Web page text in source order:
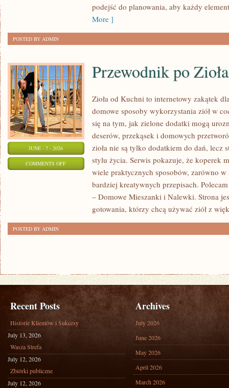
podejść do planowania, aby każdy
More ]
POSTED BY ADMIN
JUNE - 7 - 2026
COMMENTS OFFON
PRZEWODNIK
Przewodnik po
Zioła od Kuchni to internetowy zakątek
domowe sposoby wykorzystania ziół w
się na tym, jak zielone dodatki mogą
deserów, przekąsek i domowych
zioła nie są tylko dodatkiem do dań, lecz
stylu życia. Serwis pokazuje, że koperek
wiele praktycznych sposobów, zarówno
bardziej kreatywnych przepisach.
– Domowe Mieszanki i Nalewki. Strona
gotowania, którzy chcą używać ziół z
POSTED BY ADMIN
Recent Posts
Historie Klientów i Sukcesy
July 13, 2026
Wasza Strefa
July 12, 2026
Zbiórki publiczne
July 12, 2026
Archives
July 2026
June 2026
May 2026
April 2026
March 2026